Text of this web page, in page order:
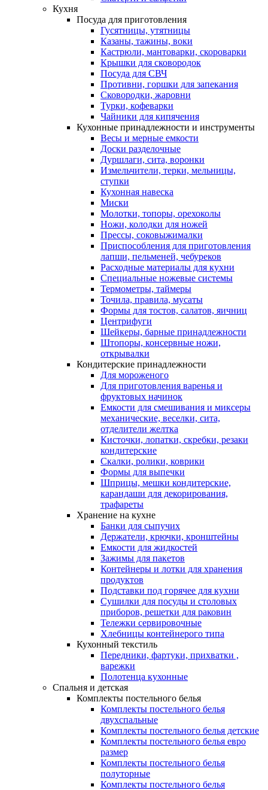
Кухня
Посуда для приготовления
Гусятницы, утятницы
Казаны, тажины, воки
Кастрюли, мантоварки, скороварки
Крышки для сковородок
Посуда для СВЧ
Противни, горшки для запекания
Сковородки, жаровни
Турки, кофеварки
Чайники для кипячения
Кухонные принадлежности и инструменты
Весы и мерные емкости
Доски разделочные
Дуршлаги, сита, воронки
Измельчители, терки, мельницы,
ступки
Кухонная навеска
Миски
Молотки, топоры, орехоколы
Ножи, колодки для ножей
Прессы, соковыжималки
Приспособления для приготовления
лапши, пельменей, чебуреков
Расходные материалы для кухни
Специальные ножевые системы
Термометры, таймеры
Точила, правила, мусаты
Формы для тостов, салатов, яичниц
Центрифуги
Шейкеры, барные принадлежности
Штопоры, консервные ножи,
открывалки
Кондитерские принадлежности
Для мороженого
Для приготовления варенья и
фруктовых начинок
Емкости для смешивания и миксеры
механические, веселки, сита,
отделители желтка
Кисточки, лопатки, скребки, резаки
кондитерские
Скалки, ролики, коврики
Формы для выпечки
Шприцы, мешки кондитерские,
карандаши для декорирования,
трафареты
Хранение на кухне
Банки для сыпучих
Держатели, крючки, кронштейны
Емкости для жидкостей
Зажимы для пакетов
Контейнеры и лотки для хранения
продуктов
Подставки под горячее для кухни
Сушилки для посуды и столовых
приборов, решетки для раковин
Тележки сервировочные
Хлебницы контейнерого типа
Кухонный текстиль
Передники, фартуки, прихватки ,
варежки
Полотенца кухонные
Спальня и детская
Комплекты постельного белья
Комплекты постельного белья
двухспальные
Комплекты постельного белья детские
Комплекты постельного белья евро
размер
Комплекты постельного белья
полуторные
Комплекты постельного белья